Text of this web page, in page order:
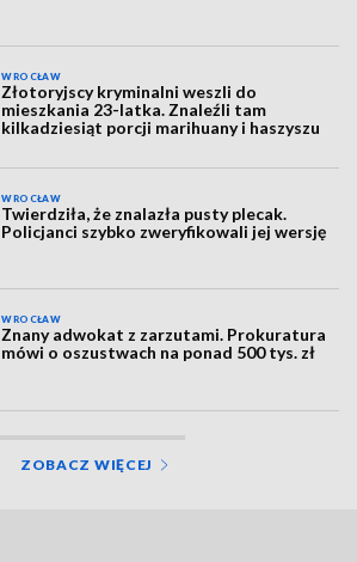
WROCŁAW
Złotoryjscy kryminalni weszli do
mieszkania 23-latka. Znaleźli tam
kilkadziesiąt porcji marihuany i haszyszu
WROCŁAW
Twierdziła, że znalazła pusty plecak.
Policjanci szybko zweryfikowali jej wersję
WROCŁAW
Znany adwokat z zarzutami. Prokuratura
mówi o oszustwach na ponad 500 tys. zł
ZOBACZ WIĘCEJ